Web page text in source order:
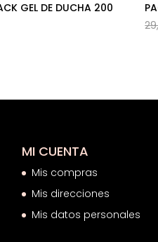
GEL DE DUCHA 200
MI CUENTA
Mis compras
Mis direcciones
Mis datos personales